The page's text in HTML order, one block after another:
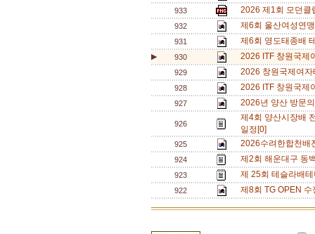
933 2026 제1회 모던
932 제6회 울산여성연
931 제6회 영도태종배
▶ 930 2026 ITF 창원국제
929 2026 창원국제여
928 2026 ITF 창원국제
927 2026년 양산 방문
926
제4회 양산시장배
일정[0]
925 2026수려한합천배
924 제2회 해운대구 동
923 제 25회 테슬라배
922 제8회 TG OPEN